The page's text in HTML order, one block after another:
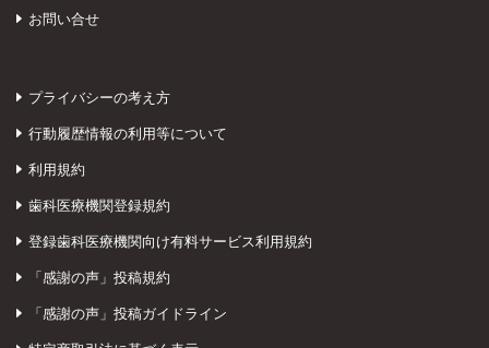
お問い合せ
プライバシーの考え方
行動履歴情報の利用等について
利用規約
歯科医療機関登録規約
登録歯科医療機関向け有料サービス利用規約
「感謝の声」投稿規約
「感謝の声」投稿ガイドライン